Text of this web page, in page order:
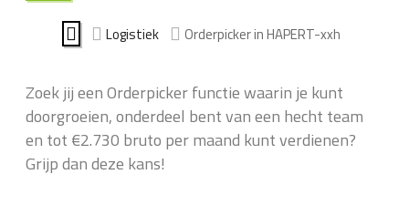
Logistiek Orderpicker in HAPERT-xxh
Zoek jij een Orderpicker functie waarin je kunt
doorgroeien, onderdeel bent van een hecht team
en tot €2.730 bruto per maand kunt verdienen?
Grijp dan deze kans!